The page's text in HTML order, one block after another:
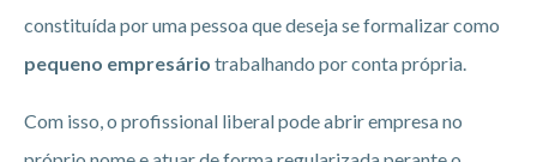
constituída por uma pessoa que deseja se formalizar como
pequeno empresário trabalhando por conta própria.
Com isso, o profissional liberal pode abrir empresa no